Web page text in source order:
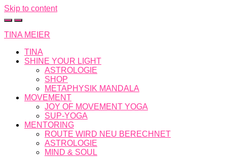
Skip to content
TINA MEIER
TINA
SHINE YOUR LIGHT
ASTROLOGIE
SHOP
METAPHYSIK MANDALA
MOVEMENT
JOY OF MOVEMENT YOGA
SUP-YOGA
MENTORING
ROUTE WIRD NEU BERECHNET
ASTROLOGIE
MIND & SOUL